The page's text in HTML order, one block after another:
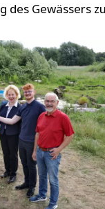
des Gewässers